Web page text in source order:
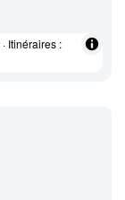
· Itinéraires :